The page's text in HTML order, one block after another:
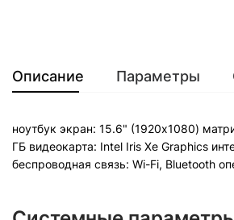
Описание Параметры
ноутбук экран: 15.6" (1920x1080)
ГБ видеокарта: Intel Iris Xe Graphics
беспроводная связь: Wi-Fi, Bluetooth